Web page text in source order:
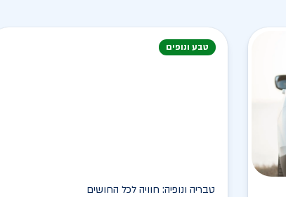
טבע ונופים
טבריה ונופיה: חוויה לכל החושים